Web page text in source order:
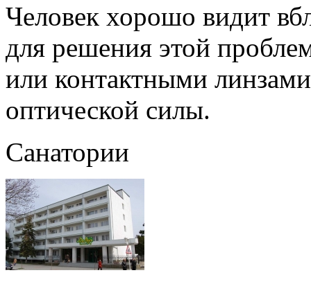
Человек хорошо видит
для решения этой
или контактными
оптической силы.
Санатории